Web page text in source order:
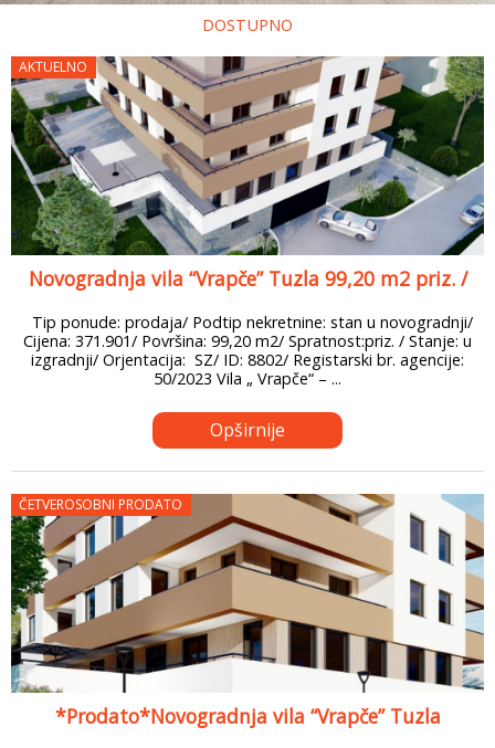
DOSTUPNO
AKTUELNO
Novogradnja vila “Vrapče” Tuzla 99,20 m2 priz. /
Tip ponude: prodaja/ Podtip nekretnine: stan u novogradnji/
Cijena: 371.901/ Površina: 99,20 m2/ Spratnost:priz. / Stanje: u
izgradnji/ Orjentacija: SZ/ ID: 8802/ Registarski br. agencije:
50/2023 Vila „ Vrapče“ – ...
Opširnije
ČETVEROSOBNI PRODATO
*Prodato*Novogradnja vila “Vrapče” Tuzla